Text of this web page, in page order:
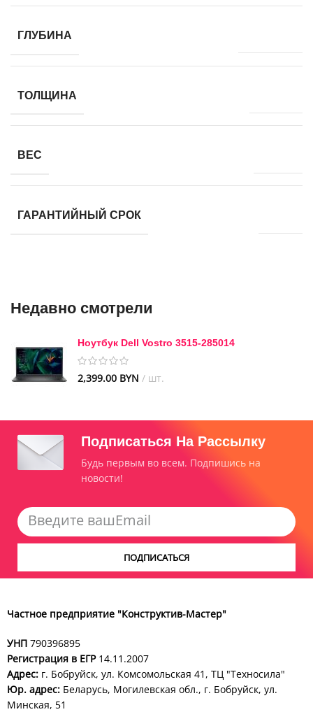
ГЛУБИНА
ТОЛЩИНА
ВЕС
ГАРАНТИЙНЫЙ СРОК
Недавно смотрели
Ноутбук Dell Vostro 3515-285014
2,399.00 BYN шт.
Подписаться На Рассылку
Будь первым во всем. Подпишись на
новости!
ПОДПИСАТЬСЯ
Частное предприятие "Конструктив-Мастер"
УНП 790396895
Регистрация в ЕГР14.11.2007
Адрес: г. Бобруйск, ул. Комсомольская 41, ТЦ "Техносила"
Юр. адрес: Беларусь, Могилевская обл., г. Бобруйск, ул.
Минская, 51